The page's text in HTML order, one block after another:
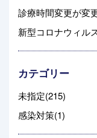
診療時間変更が変
新型コロナウィル
カテゴリー
未指定(215)
感染対策(1)